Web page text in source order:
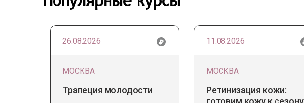
26.08.2026
МОСКВА
Трапеция молодости
11.08.2026
МОСКВА
Ретинизация кожи:
готовим кожу к сезону